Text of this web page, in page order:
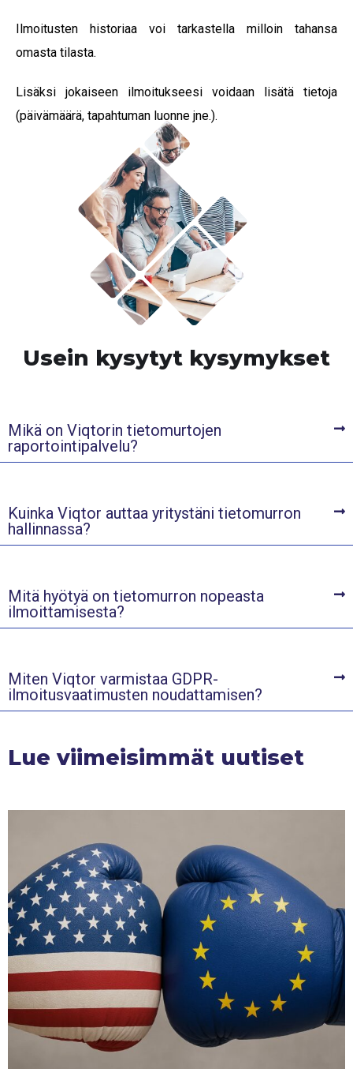
Ilmoitusten historiaa voi tarkastella milloin tahansa
omasta tilasta.
Lisäksi jokaiseen ilmoitukseesi voidaan lisätä tietoja
(päivämäärä, tapahtuman luonne jne.).
Usein kysytyt kysymykset
Mikä on Viqtorin tietomurtojen
raportointipalvelu?
Kuinka Viqtor auttaa yritystäni tietomurron
hallinnassa?
Mitä hyötyä on tietomurron nopeasta
ilmoittamisesta?
Miten Viqtor varmistaa GDPR-
ilmoitusvaatimusten noudattamisen?
Lue viimeisimmät uutiset